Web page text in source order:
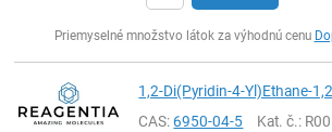
Priemyselné množstvo látok za výhodnú cenu
1,2-Di(Pyridin-4-Yl)Ethane-
CAS:6950-04-5 Kat. č.: